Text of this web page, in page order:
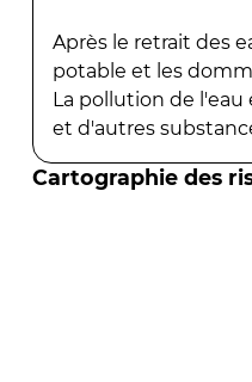
Après le retrait des
potable et les
La pollution de
et d'autres
Cartographie des